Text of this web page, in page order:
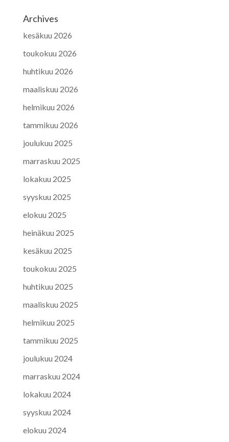
Archives
kesäkuu 2026
toukokuu 2026
huhtikuu 2026
maaliskuu 2026
helmikuu 2026
tammikuu 2026
joulukuu 2025
marraskuu 2025
lokakuu 2025
syyskuu 2025
elokuu 2025
heinäkuu 2025
kesäkuu 2025
toukokuu 2025
huhtikuu 2025
maaliskuu 2025
helmikuu 2025
tammikuu 2025
joulukuu 2024
marraskuu 2024
lokakuu 2024
syyskuu 2024
elokuu 2024